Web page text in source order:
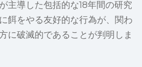
主導した包括的な18年間の研究
餌をやる友好的な行為が、関わ
に破滅的であることが判明しま